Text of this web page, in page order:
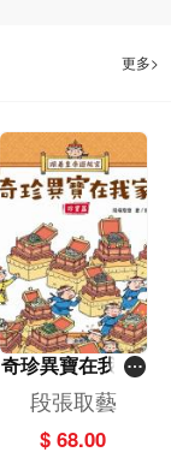
更多>
奇珍異寶在我家-
珍寶篇[跟着皇帝
遊故宮]
段張取藝
$ 68.00